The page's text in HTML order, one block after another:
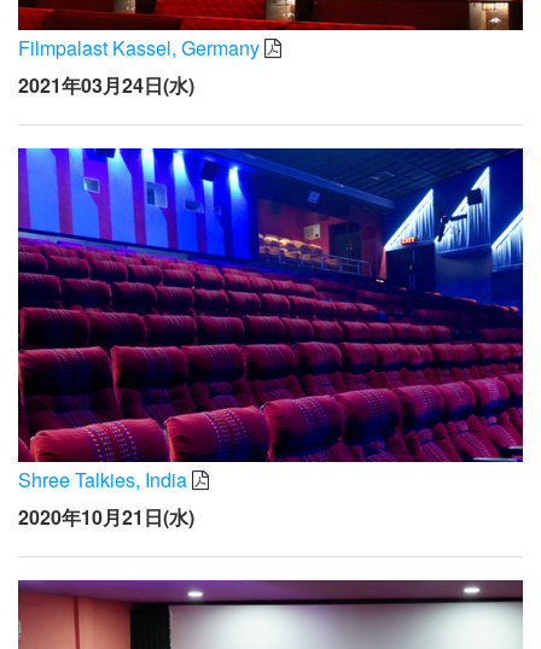
Filmpalast Kassel, Germany
2021年03月24日(水)
Shree Talkies, India
2020年10月21日(水)